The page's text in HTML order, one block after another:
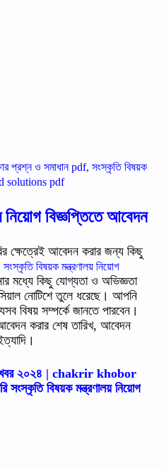
প্রশ্ন ও সমাধান pdf, সংস্কৃতি বিষয়ক
solutions pdf
নিয়োগ বিজ্ঞপ্তিতে আবেদন
ক্ষেত্রেই আবেদন করার জন্য কিছু
সংস্কৃতি বিষয়ক মন্ত্রণালয় নিয়োগ
মধ্যে কিছু যোগ্যতা ও অভিজ্ঞতা
নোটিশে তুলে ধরেছে। আপনি
বিষয় সম্পর্কে জানতে পারবেন।
করার শেষ তারিখ, আবেদন
খবর ২০২৪ | chakrir khobor
সংস্কৃতি বিষয়ক মন্ত্রণালয় নিয়োগ